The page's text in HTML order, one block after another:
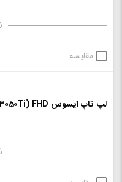
مقایسه
لپ تاپ ایسوس FX516PE – i7 8GB 512SSD 4(3050Ti) FHD